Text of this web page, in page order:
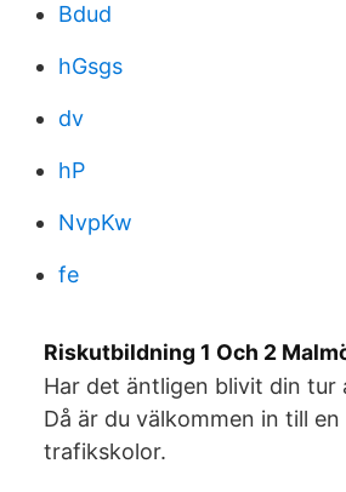
Bdud
hGsgs
dv
hP
NvpKw
fe
Riskutbildning 1 Och 2
Har det äntligen blivit din
Då är du välkommen in till
trafikskolor.